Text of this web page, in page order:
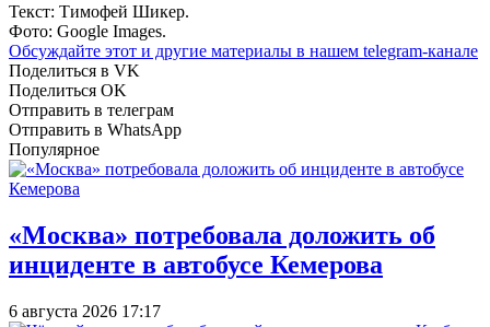
Текст: Тимофей Шикер.
Фото: Google Images.
Обсуждайте этот и другие материалы в нашем telegram-канале
Поделиться в VK
Поделиться OK
Отправить в телеграм
Отправить в WhatsApp
Популярное
«Москва» потребовала доложить об
инциденте в автобусе Кемерова
6 августа 2026 17:17